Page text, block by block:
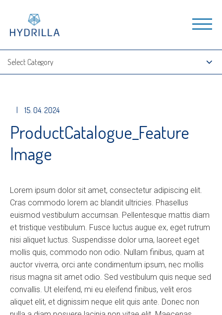
| 15. 04. 2024
ProductCatalogue_Feature
Image
Lorem ipsum dolor sit amet, consectetur adipiscing elit.
Cras commodo lorem ac blandit ultricies. Phasellus
euismod vestibulum accumsan. Pellentesque mattis diam
et tristique vestibulum. Fusce luctus augue ex, eget rutrum
nisi aliquet luctus. Suspendisse dolor urna, laoreet eget
mollis quis, commodo non odio. Nullam finibus, quam at
auctor viverra, orci ante condimentum ipsum, nec mollis
risus magna sit amet odio. Sed vestibulum quis neque sed
convallis. Ut eleifend, mi eu eleifend finibus, velit eros
aliquet elit, et dignissim neque elit quis ante. Donec non